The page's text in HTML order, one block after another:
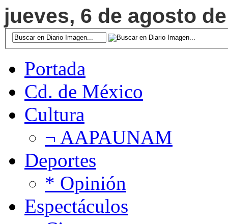
jueves, 6 de agosto
Portada
Cd. de México
Cultura
¬ AAPAUNAM
Deportes
* Opinión
Espectáculos